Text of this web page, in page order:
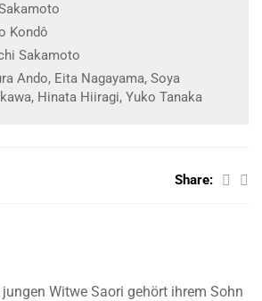
Kondô
Sakamoto
Ando, Eita Nagayama, Soya
Hinata Hiiragi, Yuko Tanaka
Share:
Witwe Saori gehört ihrem Sohn